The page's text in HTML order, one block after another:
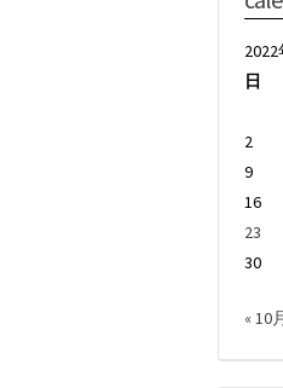
2022
日
2
9
16
23
30
« 10